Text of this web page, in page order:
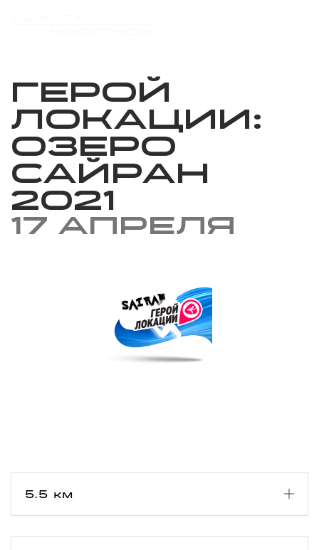
Герой
локации:
Озеро
Сайран
2021
17 апреля